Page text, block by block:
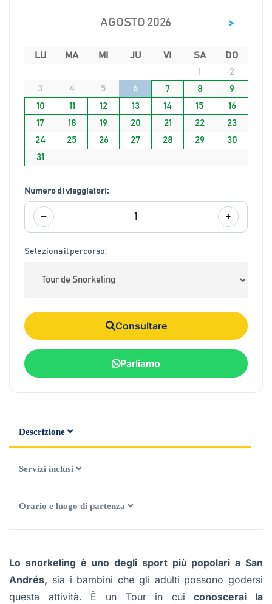
AGOSTO 2026 >
LU MA MI JU VI SA
DO
1
2
3
4 5 6 7 8
9
10
11 12 13 14 15
16
17
18 19 20 21 22
23
24
25 26 27 28 29
30
31
Numero di viaggiatori:
− 1 +
Seleziona il percorso:
Consultare
Parliamo
Descrizione
Servizi inclusi
Orario e luogo di partenza
Lo snorkeling è uno degli sport più popolari a San
Andrés, sia i bambini che gli adulti possono godersi
questa attività. È un Tour in cuiconoscerai la